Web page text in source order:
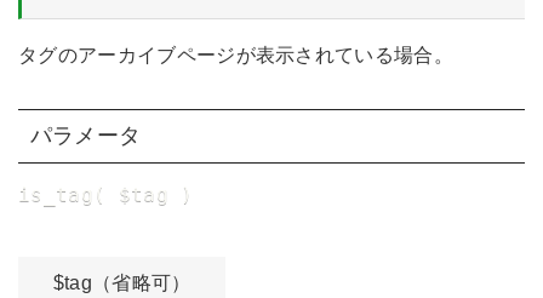
タグのアーカイブページが表示されている場合。
パラメータ
is_tag( $tag )
$tag（省略可）